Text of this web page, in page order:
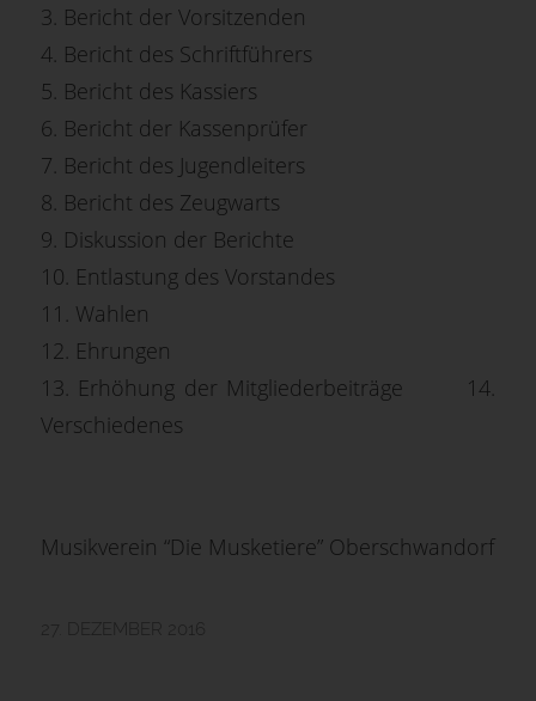
3. Bericht der Vorsitzenden
4. Bericht des Schriftführers
5. Bericht des Kassiers
6. Bericht der Kassenprüfer
7. Bericht des Jugendleiters
8. Bericht des Zeugwarts
9. Diskussion der Berichte
10. Entlastung des Vorstandes
11. Wahlen
12. Ehrungen
13. Erhöhung der Mitgliederbeiträge 14.
Verschiedenes
Musikverein “Die Musketiere” Oberschwandorf